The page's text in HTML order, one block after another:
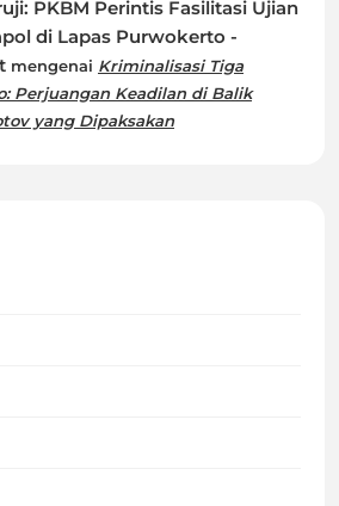
PKBM Perintis Fasilitasi Ujian
di Lapas Purwokerto -
mengenai Kriminalisasi Tiga
Perjuangan Keadilan di Balik
yang Dipaksakan